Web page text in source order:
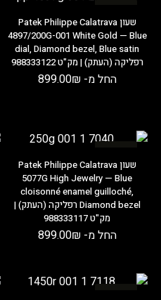
שעון Patek Philippe Calatrava
4897/200G-001 White Gold — Blue
dial, Diamond bezel, Blue satin
רפליקה (העתק) | מק"ט 988333122
החל מ- 899.00₪
שעון Patek Philippe Calatrava
5077G High Jewelry — Blue
cloisonné enamel guilloché,
Diamond bezel רפליקה (העתק) |
מק"ט 988333117
החל מ- 899.00₪